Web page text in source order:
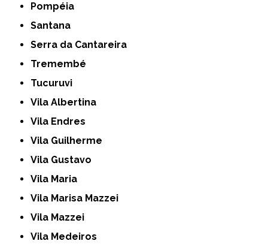
Pompéia
Santana
Serra da Cantareira
Tremembé
Tucuruvi
Vila Albertina
Vila Endres
Vila Guilherme
Vila Gustavo
Vila Maria
Vila Marisa Mazzei
Vila Mazzei
Vila Medeiros